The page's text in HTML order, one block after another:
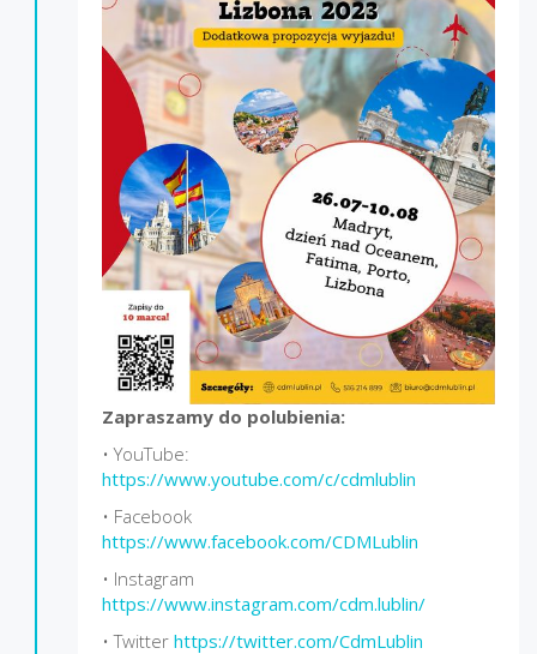
Zapraszamy do polubienia:
• YouTube:
https://www.youtube.com/c/cdmlublin
• Facebook
https://www.facebook.com/CDMLublin
• Instagram
https://www.instagram.com/cdm.lublin/
• Twitter https://twitter.com/CdmLublin